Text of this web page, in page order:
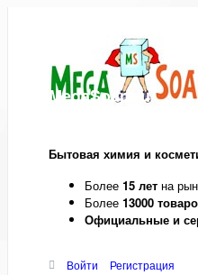
MegaSoap.ru
Бытовая химия и
Более 15 лет на
Более 13000
Официальные и
Войти
Регистрация